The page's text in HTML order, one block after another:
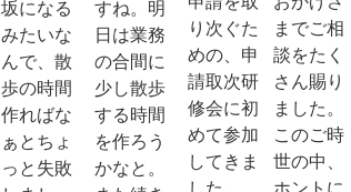
坂になる
みたいな
んで、散
歩の時間
作ればな
ぁとちょ
っと失敗
すね。明
日は業務
の合間に
少し散歩
する時間
を作ろう
かなと。
り次ぐた
めの、申
請取次研
修会に初
めて参加
してきま
した。
までご相
談をたく
さん賜り
ました。
このご時
世の中、
ホントに